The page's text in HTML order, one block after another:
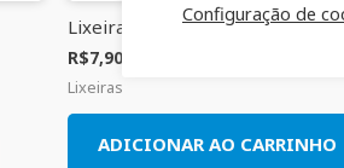
Lixeira Plastica telada Branca
R$7,90
Lixeiras
ADICIONAR AO CARRINHO
Configuração de